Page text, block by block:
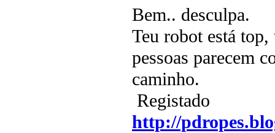
Bem.. desculpa.
Teu robot está top,
pessoas parecem
caminho.
Registado
http://